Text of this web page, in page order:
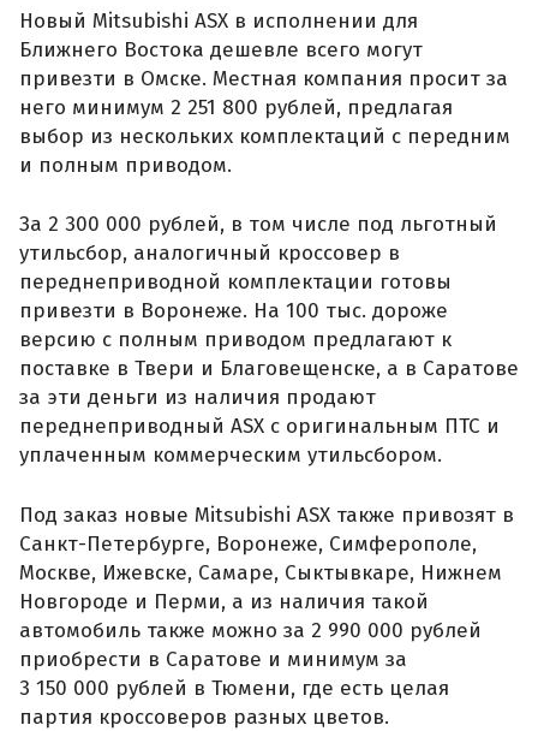
Новый Mitsubishi ASX в исполнении для
Ближнего Востока дешевле всего могут
привезти в Омске. Местная компания просит за
него минимум 2 251 800 рублей, предлагая
выбор из нескольких комплектаций с передним
и полным приводом.
За 2 300 000 рублей, в том числе под льготный
утильсбор, аналогичный кроссовер в
переднеприводной комплектации готовы
привезти в Воронеже. На 100 тыс. дороже
версию с полным приводом предлагают к
поставке в Твери и Благовещенске, а в Саратове
за эти деньги из наличия продают
переднеприводный ASX с оригинальным ПТС и
уплаченным коммерческим утильсбором.
Под заказ новые Mitsubishi ASX также привозят в
Санкт-Петербурге, Воронеже, Симферополе,
Москве, Ижевске, Самаре, Сыктывкаре, Нижнем
Новгороде и Перми, а из наличия такой
автомобиль также можно за 2 990 000 рублей
приобрести в Саратове и минимум за
3 150 000 рублей в Тюмени, где есть целая
партия кроссоверов разных цветов.